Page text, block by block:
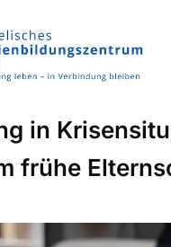
in
frühe